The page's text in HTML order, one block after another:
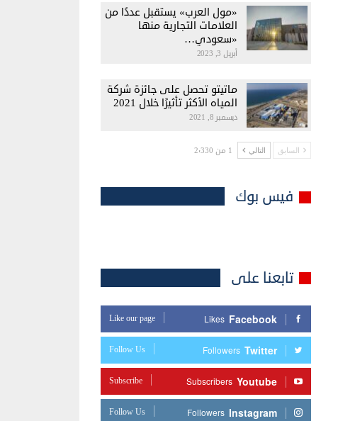
«مول العرب» يستقبل عددًا من
العلامات التجارية منها
«سعودي…
أبريل 3, 2023
ماتيتو تحصل على جائزة شركة
المياه الأكثر تأثيرًا خلال 2021
ديسمبر 8, 2021
السابق التالي 1 من 2٬330
فيس بوك
تابعنا على
Facebook
Likes
Like our page
Twitter
Followers
Follow Us
Youtube
Subscribers
Subscribe
Instagram
Followers
Follow Us